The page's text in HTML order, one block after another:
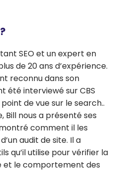
SEO et un expert en
de 20 ans d’expérience.
reconnu dans son
été interviewé sur CBS
de vue sur le search..
Bill nous a présenté ses
comment il les
audit de site. Il a
qu’il utilise pour vérifier la
et le comportement des